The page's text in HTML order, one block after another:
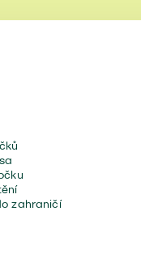
zahraničí